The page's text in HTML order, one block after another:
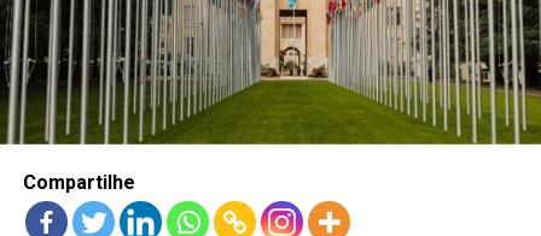
Compartilhe